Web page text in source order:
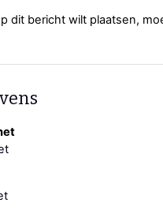
dit bericht wilt plaatsen,